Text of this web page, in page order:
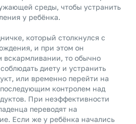
среды, чтобы устранить
у ребёнка.
который столкнулся с
и при этом он
вскармливании, то обычно
диету и устранить
или временно перейти на
контролем над
При неэффективности
переводят на
Если же у ребёнка начались